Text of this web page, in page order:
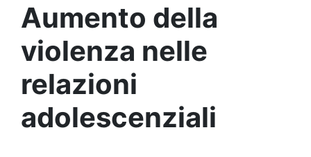
Aumento della
violenza nelle
relazioni
adolescenziali